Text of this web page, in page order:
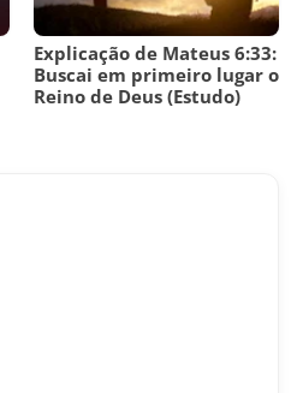
Explicação de Mateus 6:33:
Buscai em primeiro lugar o
Reino de Deus (Estudo)